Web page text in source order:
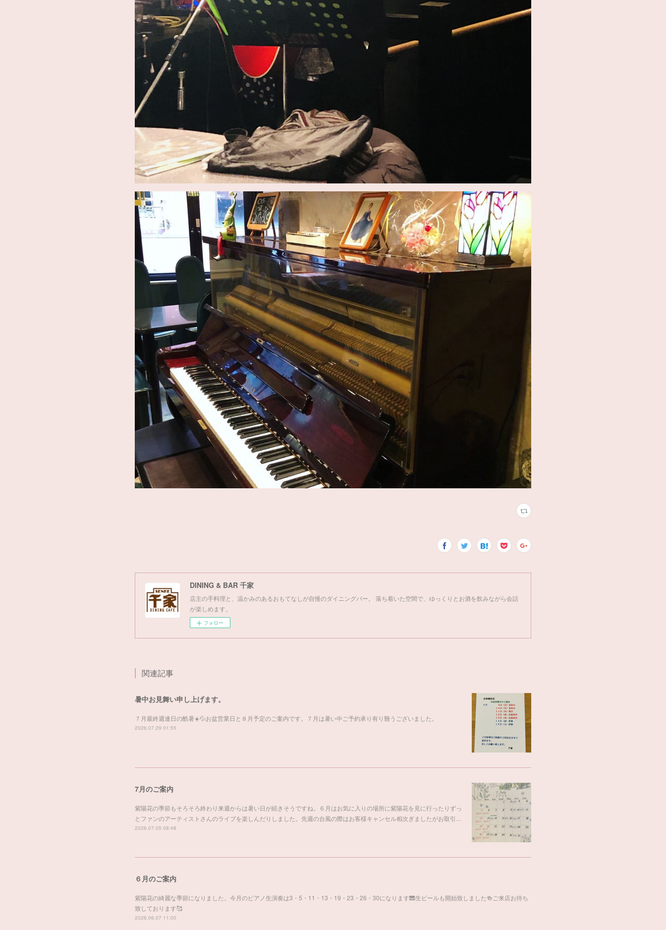
DINING & BAR 千家
店主の手料理と、温かみのあるおもてなしが自慢のダイニングバー。 落ち着いた空間で、ゆっくりとお酒を飲みながら会話
が楽しめます。
フォロー
関連記事
暑中お見舞い申し上げます。
７月最終週連日の酷暑☀️💦お盆営業日と８月予定のご案内です。７月は暑い中ご予約承り有り難うございました。
2026.07.29 01:55
7月のご案内
紫陽花の季節もそろそろ終わり来週からは暑い日が続きそうですね。６月はお気に入りの場所に紫陽花を見に行ったりずっ
とファンのアーティストさんのライブを楽しんだりしました。先週の台風の際はお客様キャンセル相次ぎましたがお取引…
2026.07.05 08:48
６月のご案内
紫陽花の綺麗な季節になりました。今月のピアノ生演奏は3・5・11・13・19・23・26・30になります🎹生ビールも開始致しました🍻ご来店お待ち
致しております🥰
2026.06.07 11:00